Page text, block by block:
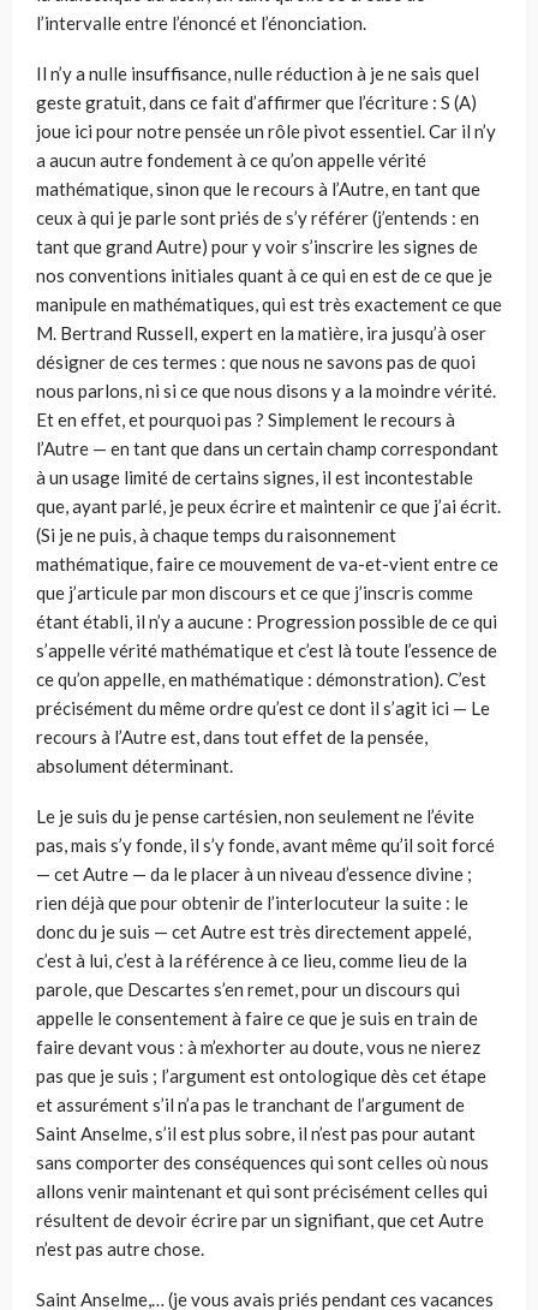
l’intervalle entre l’énoncé et l’énonciation.
Il n’y a nulle insuffisance, nulle réduction à je ne sais quel
geste gratuit, dans ce fait d’affirmer que l’écriture : S (A)
joue ici pour notre pensée un rôle pivot essentiel. Car il n’y
a aucun autre fondement à ce qu’on appelle vérité
mathématique, sinon que le recours à l’Autre, en tant que
ceux à qui je parle sont priés de s’y référer (j’entends : en
tant que grand Autre) pour y voir s’inscrire les signes de
nos conventions initiales quant à ce qui en est de ce que je
manipule en mathématiques, qui est très exactement ce que
M. Bertrand Russell, expert en la matière, ira jusqu’à oser
désigner de ces termes : que nous ne savons pas de quoi
nous parlons, ni si ce que nous disons y a la moindre vérité.
Et en effet, et pourquoi pas ? Simplement le recours à
l’Autre — en tant que dans un certain champ correspondant
à un usage limité de certains signes, il est incontestable
que, ayant parlé, je peux écrire et maintenir ce que j’ai écrit.
(Si je ne puis, à chaque temps du raisonnement
mathématique, faire ce mouvement de va-et-vient entre ce
que j’articule par mon discours et ce que j’inscris comme
étant établi, il n’y a aucune : Progression possible de ce qui
s’appelle vérité mathématique et c’est là toute l’essence de
ce qu’on appelle, en mathématique : démonstration). C’est
précisément du même ordre qu’est ce dont il s’agit ici — Le
recours à l’Autre est, dans tout effet de la pensée,
absolument déterminant.
Le je suis du je pense cartésien, non seulement ne l’évite
pas, mais s’y fonde, il s’y fonde, avant même qu’il soit forcé
— cet Autre — da le placer à un niveau d’essence divine ;
rien déjà que pour obtenir de l’interlocuteur la suite : le
donc du je suis — cet Autre est très directement appelé,
c’est à lui, c’est à la référence à ce lieu, comme lieu de la
parole, que Descartes s’en remet, pour un discours qui
appelle le consentement à faire ce que je suis en train de
faire devant vous : à m’exhorter au doute, vous ne nierez
pas que je suis ; l’argument est ontologique dès cet étape
et assurément s’il n’a pas le tranchant de l’argument de
Saint Anselme, s’il est plus sobre, il n’est pas pour autant
sans comporter des conséquences qui sont celles où nous
allons venir maintenant et qui sont précisément celles qui
résultent de devoir écrire par un signifiant, que cet Autre
n’est pas autre chose.
Saint Anselme,… (je vous avais priés pendant ces vacances